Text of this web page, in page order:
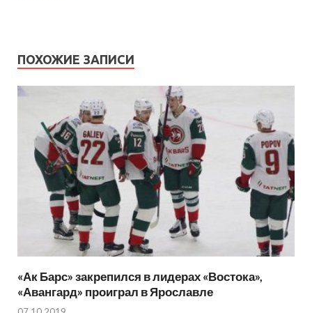
ПОХОЖИЕ ЗАПИСИ
«Ак Барс» закрепился в лидерах «Востока»,
«Авангард» проиграл в Ярославле